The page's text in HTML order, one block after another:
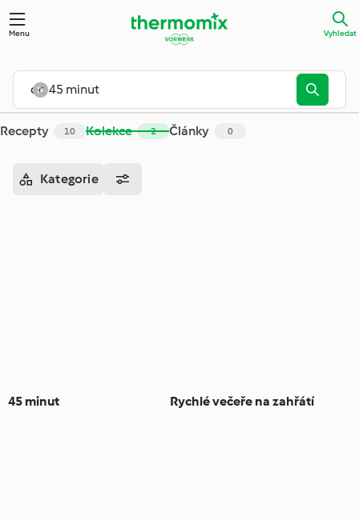
Menu Vyhledat
Recepty 10 Kolekce 2 Články 0
Kategorie
45 minut Rychlé večeře na zahřátí